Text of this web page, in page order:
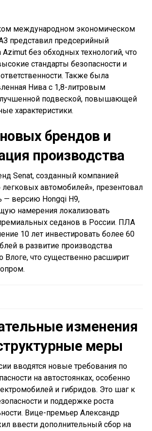
международном экономическом
представил предсерийный
без обходных технологий, что
стандарты безопасности и
Также была
Нива с 1,8-литровым
подвеской, повышающей
характеристики.
брендов и
производства
Senat, созданный компанией
автомобилей», презентовал
версию Hongqi H9,
намерения локализовать
седанов в России. ПЛА
10 лет инвестировать более 60
в развитие производства
Влоге, что существенно расширит
изменения
меры
вводятся новые требования по
на автостоянках, особенно
и гибридов. Это шаг к
и поддержке роста
Вице-премьер Александр
ввести дополнительный сбор на